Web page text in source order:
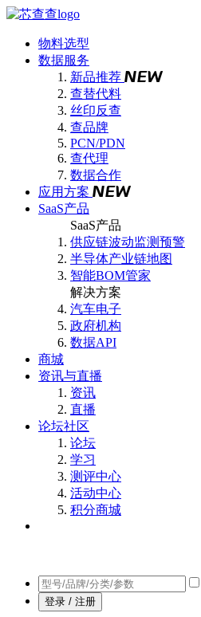
物料选型
数据服务
新品推荐
查替代料
丝印反查
查品牌
PCN/PDN
查代理
数据合作
应用方案
SaaS产品
SaaS产品
供应链波动监测预警
半导体产业链地图
智能BOM管家
解决方案
汽车电子
政府机构
数据API
商城
资讯与直播
资讯
直播
论坛社区
论坛
学习
测评中心
活动中心
积分商城
登录 / 注册